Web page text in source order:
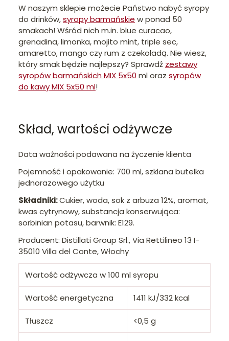
W naszym sklepie możecie Państwo nabyć syropy
do drinków,syropy barmańskie w ponad 50
smakach! Wśród nich m.in. blue curacao,
grenadina, limonka, mojito mint, triple sec,
amaretto, mango czy rum z czekoladą. Nie wiesz,
który smak będzie najlepszy? Sprawdź zestawy
syropów barmańskich MIX 5x50 ml oraz syropów
do kawy MIX 5x50 ml!
Skład, wartości odżywcze
Data ważności podawana na życzenie klienta
Pojemność i opakowanie: 700 ml, szklana butelka
jednorazowego użytku
Składniki:Cukier, woda, sok z arbuza 12%, aromat,
kwas cytrynowy, substancja konserwująca:
sorbinian potasu, barwnik: E129.
Producent: Distillati Group Srl., Via Rettilineo 13 I-
35010 Villa del Conte, Włochy
Wartość odżywcza w 100 ml syropu
Wartość energetyczna 1411 kJ/332 kcal
Tłuszcz <0,5 g